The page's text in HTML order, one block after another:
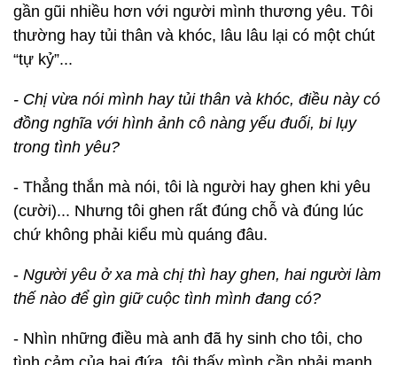
gần gũi nhiều hơn với người mình thương yêu. Tôi
thường hay tủi thân và khóc, lâu lâu lại có một chút
“tự kỷ”...
- Chị vừa nói mình hay tủi thân và khóc, điều này có
đồng nghĩa với hình ảnh cô nàng yếu đuối, bi lụy
trong tình yêu?
- Thẳng thắn mà nói, tôi là người hay ghen khi yêu
(cười)... Nhưng tôi ghen rất đúng chỗ và đúng lúc
chứ không phải kiểu mù quáng đâu.
- Người yêu ở xa mà chị thì hay ghen, hai người làm
thế nào để gìn giữ cuộc tình mình đang có?
- Nhìn những điều mà anh đã hy sinh cho tôi, cho